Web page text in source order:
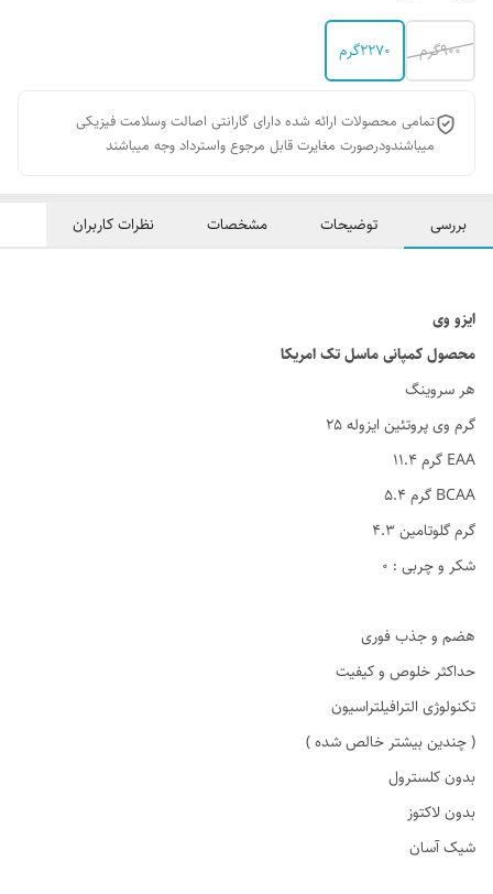
900گرم 2270گرم
تمامی محصولات ارائه شده دارای گارانتی اصالت وسلامت فیزیکی
میباشندودرصورت مغایرت قابل مرجوع واسترداد وجه میباشند
بررسی توضیحات مشخصات نظرات کاربران
ایزو وی
محصولکمپانیماسلتکامریکا
هر سروینگ
25 گرم وی پروتئین ایزوله
11.4 گرم EAA
5.4 گرم BCAA
4.3 گرم گلوتامین
شکر و چربی : 0
هضم و جذب فوری
حداکثر خلوص و کیفیت
تکنولوژی الترافیلتراسیون
( چندین بیشتر خالص شده )
بدون کلسترول
بدون لاکتوز
شیک آسان